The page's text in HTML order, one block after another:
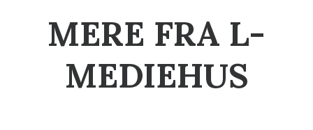
MERE FRA L-
MEDIEHUS